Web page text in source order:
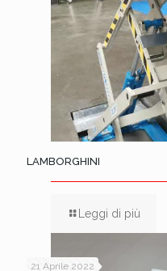
LAMBORGHINI
Leggi di più
21 Aprile 2022